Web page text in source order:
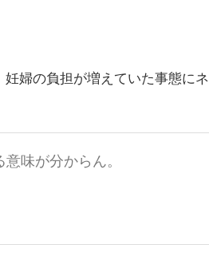
婦の負担が増えていた事態にネ
味が分からん。